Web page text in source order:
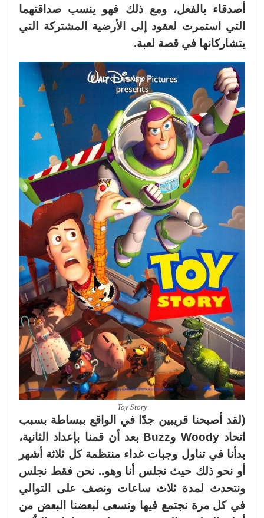
أصدقاء بالفعل، ومع ذلك فهو ينسب صداقتهما
التي استمرت لعقود إلى الأرضية المشتركة التي
يتشاركانها في قصة لعبة.
Toy Story
(لقد أصبحنا قريبين جدًا في الواقع ببساطة بسبب
اتحاد Woody وBuzz بعد أن قمنا بإعداد الثانية،
بدأنا في تناول وجبات غداء منتظمة كل ثلاثة أشهر
أو نحو ذلك حيث نجلس أنا وهو.. نحن فقط نجلس
ونتحدث لمدة ثلاث ساعات ونصف على التوالي
في كل مرة نجتمع فيها ونسعى لبعضنا البعض من